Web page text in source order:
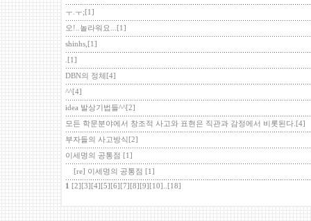
ㅜ.ㅜ;[1]
오!..놀라워요... [1]
shinhs, [1]
[1]
DBN의 정체 [4]
^^[4]
idea 발상기법들^^[2]
모든 학문분야에서 창조적 사고와 표현은 직관과 감정에서 비롯된다. [4]
부자들의 사고방식 [2]
이세명의 공통점 [1]
[re] 이세명의 공통점 [1]
1
[2] [3] [4] [5] [6] [7] [8] [9] [10] [18]